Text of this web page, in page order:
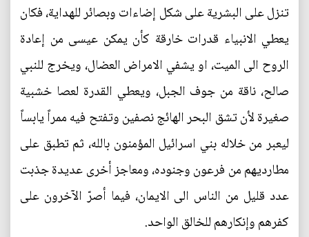
تنزل على البشرية على شكل إضاءات وبصائر للهداية، فكان
يعطي الانبياء قدرات خارقة كأن يمكن عيسى من إعادة
الروح الى الميت، او يشفي الامراض العضال، ويخرج للنبي
صالح، ناقة من جوف الجبل، ويعطي القدرة لعصا خشبية
صغيرة لأن تشق البحر الهائج نصفين وتفتح فيه ممراً يابساً
ليعبر من خلاله بني اسرائيل المؤمنون بالله، ثم تطبق على
مطارديهم من فرعون وجنوده، ومعاجز أخرى عديدة جذبت
عدد قليل من الناس الى الايمان، فيما أصرّ الآخرون على
كفرهم وإنكارهم للخالق الواحد.